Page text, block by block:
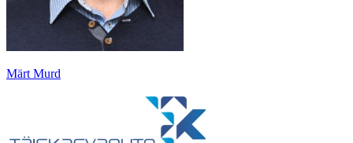
Märt Murd